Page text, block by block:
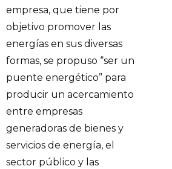
empresa, que tiene por
objetivo promover las
energías en sus diversas
formas, se propuso “ser un
puente energético” para
producir un acercamiento
entre empresas
generadoras de bienes y
servicios de energía, el
sector público y las